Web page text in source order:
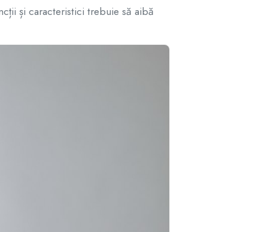
și caracteristici trebuie să aibă